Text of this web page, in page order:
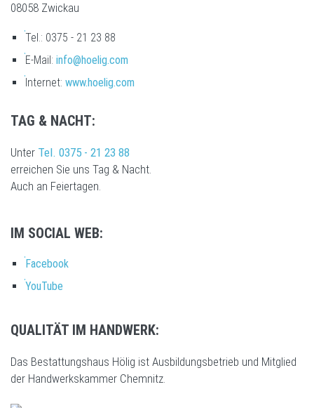
08058 Zwickau
Tel.: 0375 - 21 23 88
E-Mail: info@hoelig.com
Internet: www.hoelig.com
TAG & NACHT:
Unter Tel. 0375 - 21 23 88
erreichen Sie uns Tag & Nacht.
Auch an Feiertagen.
IM SOCIAL WEB:
Facebook
YouTube
QUALITÄT IM HANDWERK:
Das Bestattungshaus Hölig ist Ausbildungsbetrieb und Mitglied
der Handwerkskammer Chemnitz.